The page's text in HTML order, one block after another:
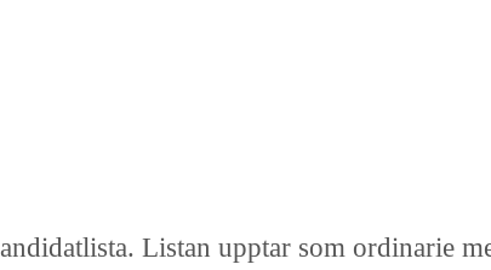
Listan upptar som ordinarie